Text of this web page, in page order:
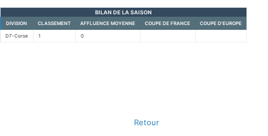
BILAN DE LA SAISON
DIVISION CLASSEMENT AFFLUENCE MOYENNE COUPE DE FRANCE COUPE D'EUROPE
D7-Corse 1 0
Retour